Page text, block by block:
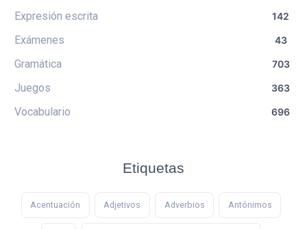
Expresión escrita 142
Exámenes 43
Gramática 703
Juegos 363
Vocabulario 696
Etiquetas
Acentuación Adjetivos Adverbios Antónimos